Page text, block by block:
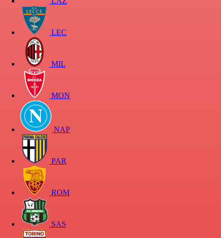
LEC
MIL
MON
NAP
PAR
ROM
SAS